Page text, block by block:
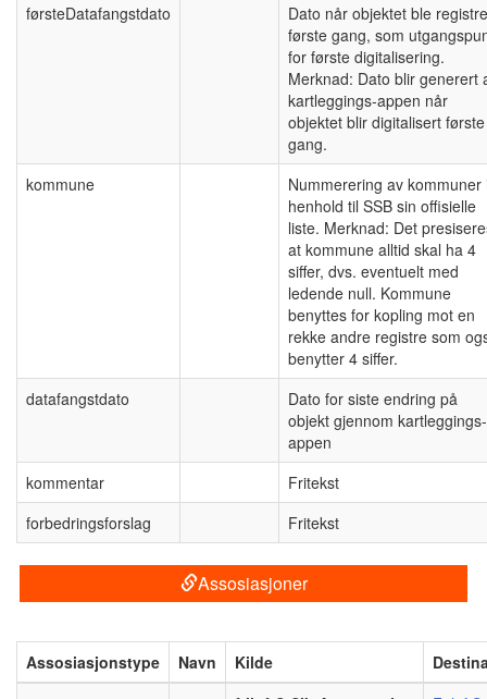
førsteDatafangstdato
Dato når objektet ble
første gang, som
for første digitalisering.
Merknad: Dato blir generert
kartleggings-appen når
objektet blir digitalisert første
gang.
kommune
Nummerering av kommuner
henhold til SSB sin offisielle
liste. Merknad: Det
at kommune alltid skal ha 4
siffer, dvs. eventuelt med
ledende null. Kommune
benyttes for kopling mot en
rekke andre registre som
benytter 4 siffer.
datafangstdato
Dato for siste endring på
objekt gjennom kartleggings-
appen
kommentar
Fritekst
forbedringsforslag
Fritekst
Assosiasjoner
Assosiasjonstype Navn Kilde